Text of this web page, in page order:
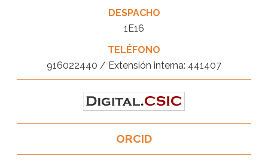
DESPACHO
1E16
TELÉFONO
916022440 / Extensión interna: 441407
ORCID